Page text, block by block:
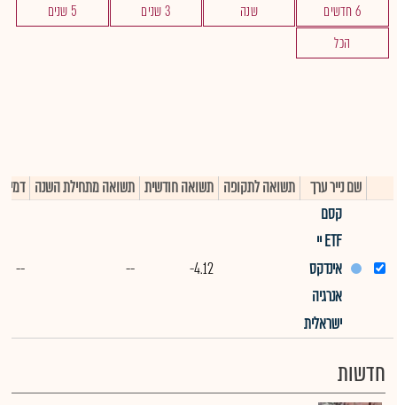
6 חדשים
שנה 3 שנים
5 שנים
הכל
שם נייר ערך תשואה לתקופה תשואה חודשית תשואה מתחילת השנה דמי
קסם
ETF יי
אינדקס
אנרגיה
ישראלית
-4.12
--
--
חדשות